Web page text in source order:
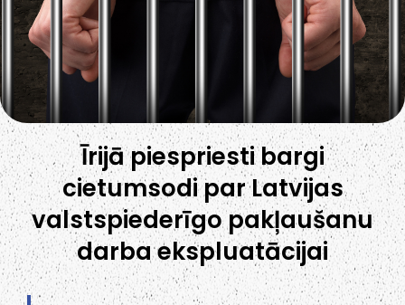
Īrijā piespriesti bargi
cietumsodi par Latvijas
valstspiederīgo pakļaušanu
darba ekspluatācijai